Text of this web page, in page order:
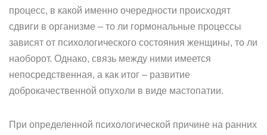
процесс, в какой именно очередности происходят
сдвиги в организме – то ли гормональные процессы
зависят от психологического состояния женщины, то ли
наоборот. Однако, связь между ними имеется
непосредственная, а как итог – развитие
доброкачественной опухоли в виде мастопатии.
При определенной психологической причине на ранних